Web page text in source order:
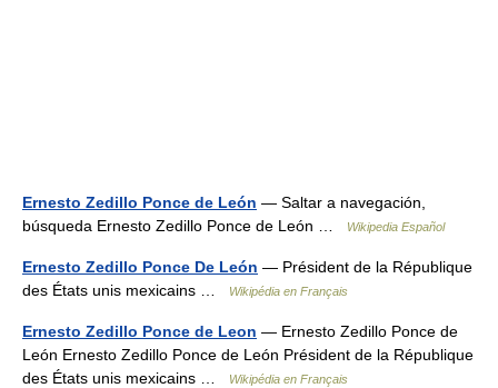
Ernesto Zedillo Ponce de León — Saltar a navegación,
búsqueda Ernesto Zedillo Ponce de León …
Wikipedia Español
Ernesto Zedillo Ponce De León — Président de la République
des États unis mexicains …
Wikipédia en Français
Ernesto Zedillo Ponce de Leon — Ernesto Zedillo Ponce de
León Ernesto Zedillo Ponce de León Président de la République
des États unis mexicains …
Wikipédia en Français